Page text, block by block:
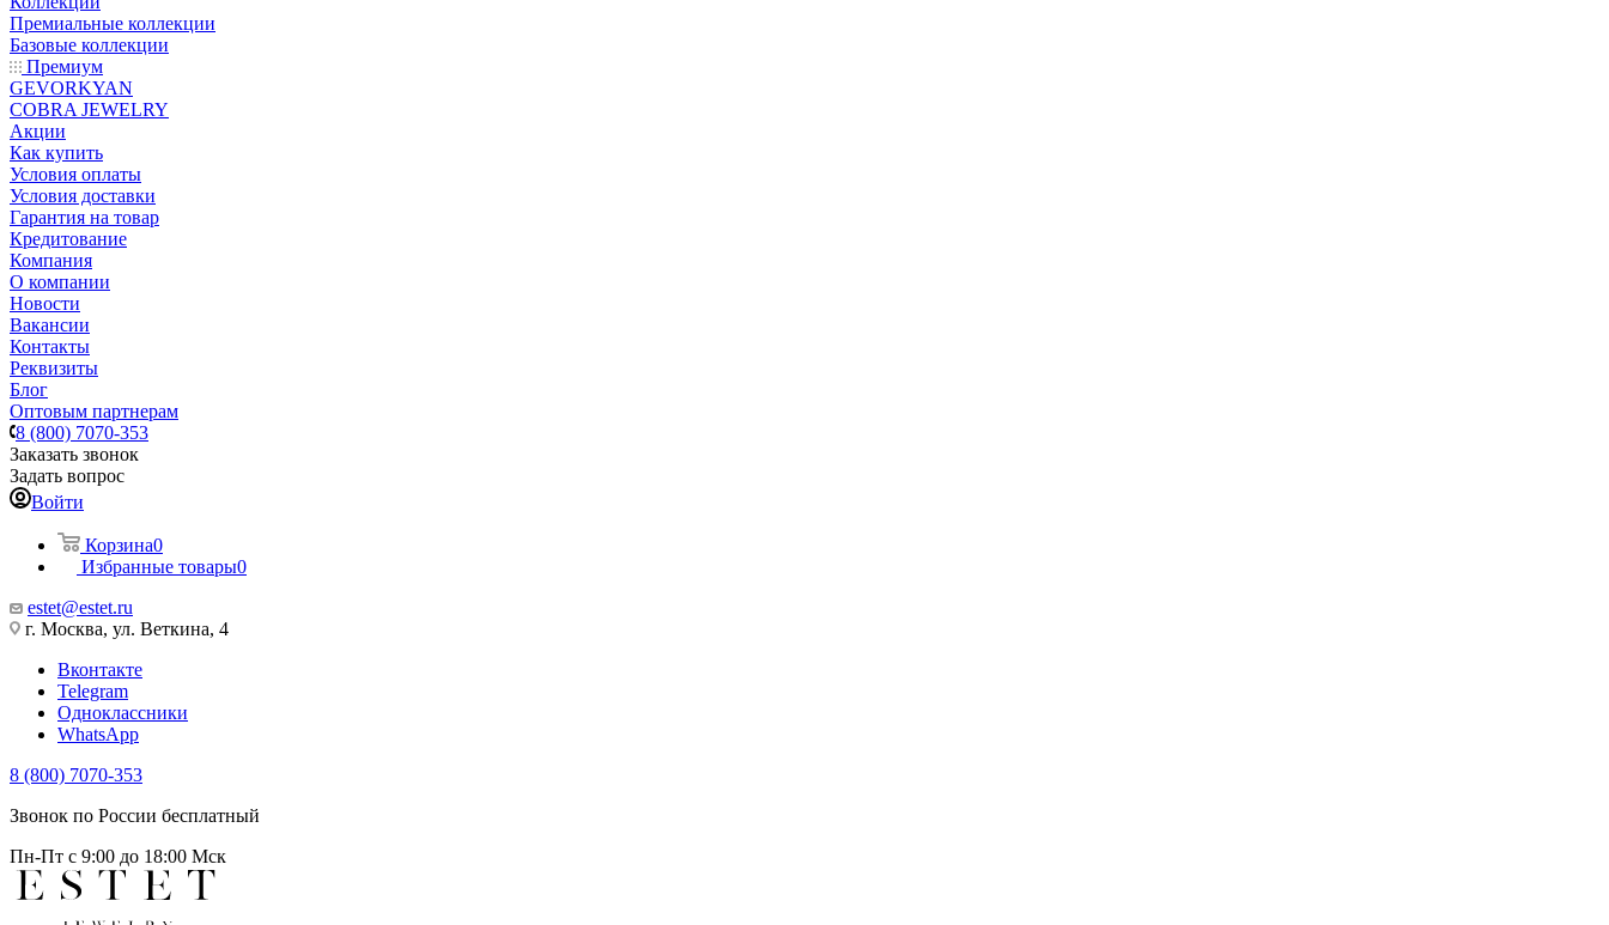
Премиальные коллекции
Базовые коллекции
Премиум
GEVORKYAN
COBRA JEWELRY
Акции
Как купить
Условия оплаты
Условия доставки
Гарантия на товар
Кредитование
Компания
О компании
Новости
Вакансии
Контакты
Реквизиты
Блог
Оптовым партнерам
8 (800) 7070-353
Заказать звонок
Задать вопрос
Войти
Корзина0
Избранные товары0
estet@estet.ru
г. Москва, ул. Веткина, 4
Вконтакте
Telegram
Одноклассники
WhatsApp
8 (800) 7070-353
Звонок по России бесплатный
Пн-Пт с 9:00 до 18:00 Мск